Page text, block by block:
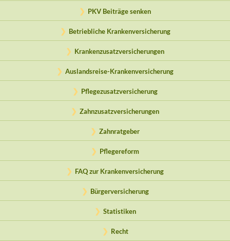
PKV Beiträge senken
Betriebliche Krankenversicherung
Krankenzusatzversicherungen
Auslandsreise-Krankenversicherung
Pflegezusatzversicherung
Zahnzusatzversicherungen
Zahnratgeber
Pflegereform
FAQ zur Krankenversicherung
Bürgerversicherung
Statistiken
Recht